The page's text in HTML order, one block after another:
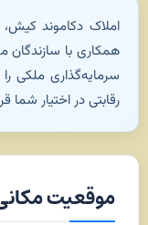
املاک دکاموند
همکاری با سازندگان
سرمایه‌گذاری ملکی
رقابتی در اختیار شما
موقعیت